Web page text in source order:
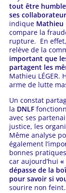
tout être humble
ses
indique Mathieu
compare la
rupture. En
relève de la
important que
partagent les
Mathieu
arme de lutte
Un constat
la DNLF
avec ses
justice, les
Même analyse
également
bonnes
car aujourd’hui «
dépasse de la
pour savoir si
sourire non feint.